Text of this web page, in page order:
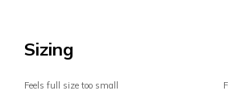
Sizing
Feels full size too small